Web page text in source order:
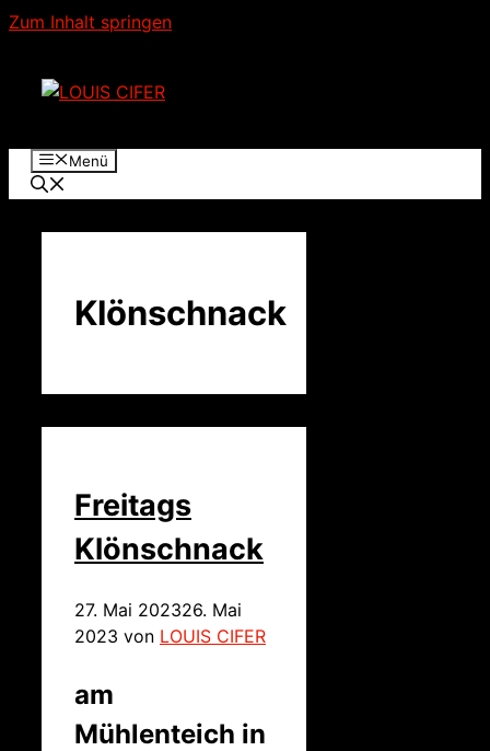
Zum Inhalt springen
Menü
Klönschnack
Freitags
Klönschnack
27. Mai 202326. Mai
2023 von LOUIS CIFER
am
Mühlenteich in